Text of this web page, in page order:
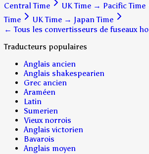
Central Time
UK Time → Pacific Time
Time
UK Time → Japan Time
← Tous les convertisseurs de fuseaux
Traducteurs populaires
Anglais ancien
Anglais shakespearien
Grec ancien
Araméen
Latin
Sumerien
Vieux norrois
Anglais victorien
Bavarois
Anglais moyen